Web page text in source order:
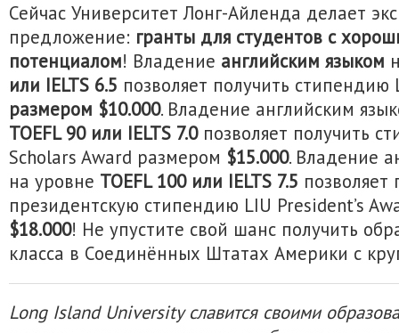
Сейчас Университет Лонг-Айленда делает
предложение: гранты для студентов с
потенциалом! Владение английским языком
или IELTS 6.5 позволяет получить
размером $10.000. Владение английским
TOEFL 90 или IELTS 7.0позволяет получить
Scholars Award размером $15.000. Владение
на уровне TOEFL 100 или IELTS 7.5 позволяет
президентскую стипендию LIU President’s
$18.000! Не упустите свой шанс получить
класса в Соединённых Штатах Америки с
Long Island University славится своими